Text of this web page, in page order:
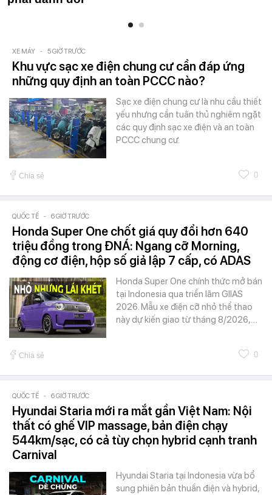
XE MÁY - 5 GIỜ TRƯỚC
Khu vực sạc xe điện chung cư cần đáp ứng
những quy định an toàn PCCC nào?
Sạc xe điện chung cư là nhu cầu thiết
yếu nhưng cần tuân thủ nghiêm ngặt
các quy định sạc xe điện và an toàn
PCCC chung cư.
Chia sẻ 0
QUỐC TẾ - 6 GIỜ TRƯỚC
Honda Super One chốt giá quy đổi hơn 640
triệu đồng trong ĐNÁ: Ngang cỡ Morning,
động cơ điện, hộp số giả lập 7 cấp, có ADAS
Honda Super One chính thức mở bán
tại Indonesia qua triển lãm GIIAS
2026. Mẫu xe điện cỡ nhỏ thể thao
này dự kiến giao từ tháng 8/2026,…
Chia sẻ 0
QUỐC TẾ - 6 GIỜ TRƯỚC
Hyundai Staria mới ra mắt gần Việt Nam: Nội
thất có ghế VIP massage, bản điện chạy
544km/sạc, có cả tùy chọn hybrid cạnh tranh
Carnival
Hyundai Staria tại Indonesia vừa bổ
sung phiên bản thuần điện và hybrid,